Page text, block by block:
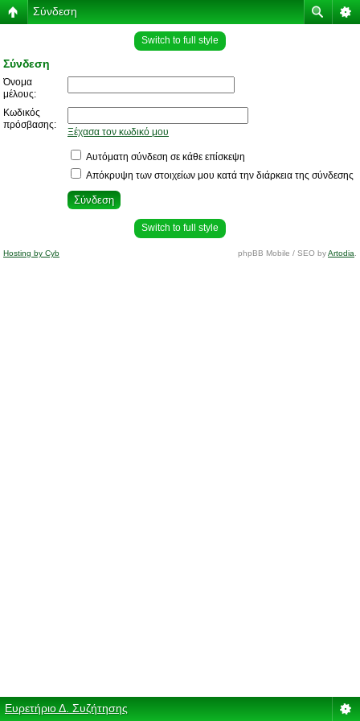
Σύνδεση
Switch to full style
Σύνδεση
Όνομα
μέλους:
Κωδικός
πρόσβασης:
Ξέχασα τον κωδικό μου
Αυτόματη σύνδεση σε κάθε επίσκεψη
Απόκρυψη των στοιχείων μου κατά την διάρκεια της σύνδεσης
Switch to full style
Hosting by Cyb phpBB Mobile / SEO byArtodia
Ευρετήριο Δ. Συζήτησης